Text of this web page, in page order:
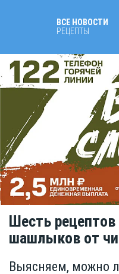
ВСЕ НОВОСТИ
РЕЦЕПТЫ
Шесть
шашлыков от
Выясняем, можно